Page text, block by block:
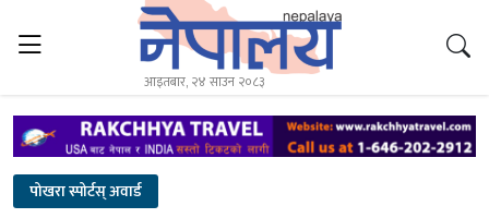
आइतबार, २४ साउन २०८३
पोखरा स्पोर्टस् अवार्ड